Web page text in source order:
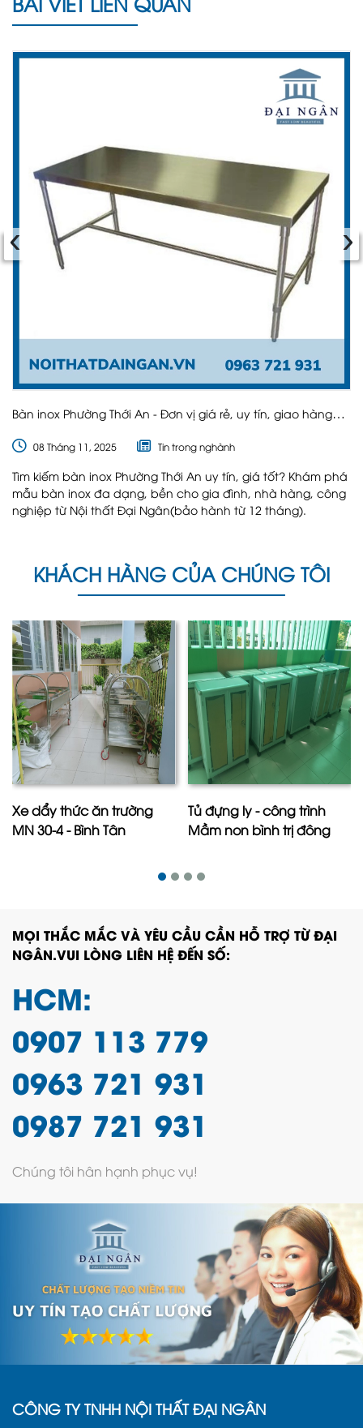
Bàn inox Phường Thới An - Đơn vị giá rẻ, uy tín, giao hàng
08 Tháng 11, 2025 Tin trong nghành
Tìm kiếm bàn inox Phường Thới An uy tín, giá tốt? Khám phá
mẫu bàn inox đa dạng, bền cho gia đình, nhà hàng, công
nghiệp từ Nội thất Đại Ngân(bảo hành từ 12 tháng).
‹ ›
KHÁCH HÀNG CỦA CHÚNG TÔI
Xe dẩy thức ăn trường
MN 30-4 - Bình Tân
Tủ đựng ly - công trình
Mầm non bình trị đông
MỌI THẮC MẮC VÀ YÊU CẦU CẦN HỖ TRỢ TỪ ĐẠI
NGÂN.VUI LÒNG LIÊN HỆ ĐẾN SỐ:
HCM:
0907 113 779
0963 721 931
0987 721 931
Chúng tôi hân hạnh phục vụ!
CÔNG TY TNHH NỘI THẤT ĐẠI NGÂN